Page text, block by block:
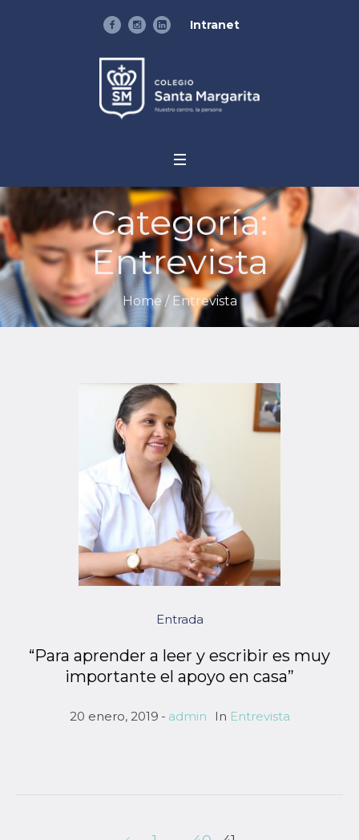
Intranet
Categoría:
Entrevista
Home / Entrevista
Entrada
“Para aprender a leer y escribir es muy
importante el apoyo en casa”
20 enero, 2019 admin In Entrevista